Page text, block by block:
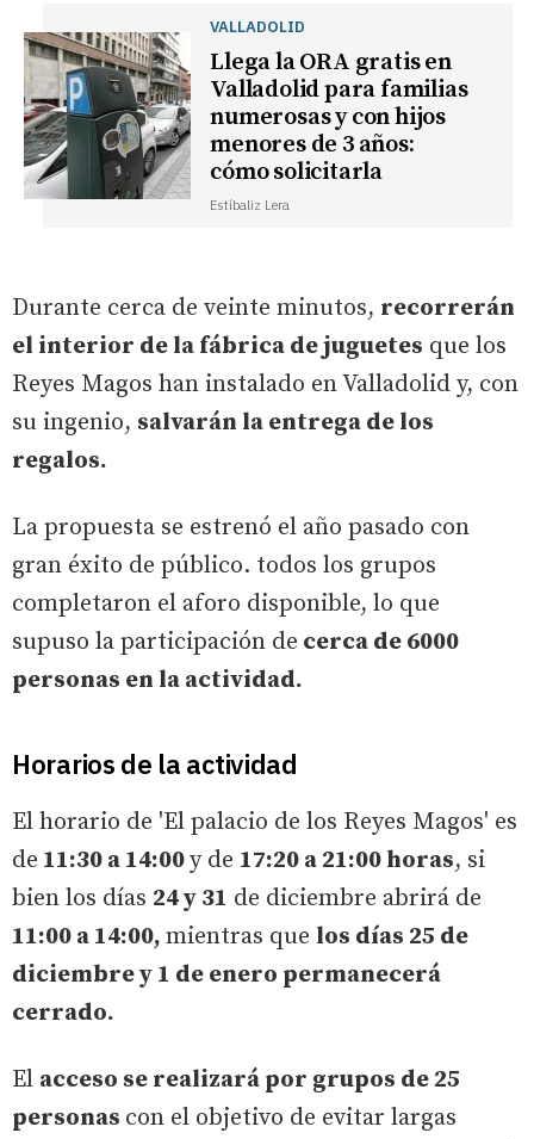
VALLADOLID
Llega la ORA gratis en
Valladolid para familias
numerosas y con hijos
menores de 3 años:
cómo solicitarla
Estíbaliz Lera
Durante cerca de veinte minutos, recorrerán
el interior de la fábrica de juguetes que los
Reyes Magos han instalado en Valladolid y, con
su ingenio, salvarán la entrega de los
regalos.
La propuesta se estrenó el año pasado con
gran éxito de público. todos los grupos
completaron el aforo disponible, lo que
supuso la participación de cerca de 6000
personas en la actividad.
Horarios de la actividad
El horario de 'El palacio de los Reyes Magos' es
de 11:30 a 14:00y de 17:20 a 21:00 horas, si
bien los días 24 y 31 de diciembre abrirá de
11:00 a 14:00, mientras que los días 25 de
diciembre y 1 de enero permanecerá
cerrado.
El acceso se realizará por grupos de 25
personas con el objetivo de evitar largas